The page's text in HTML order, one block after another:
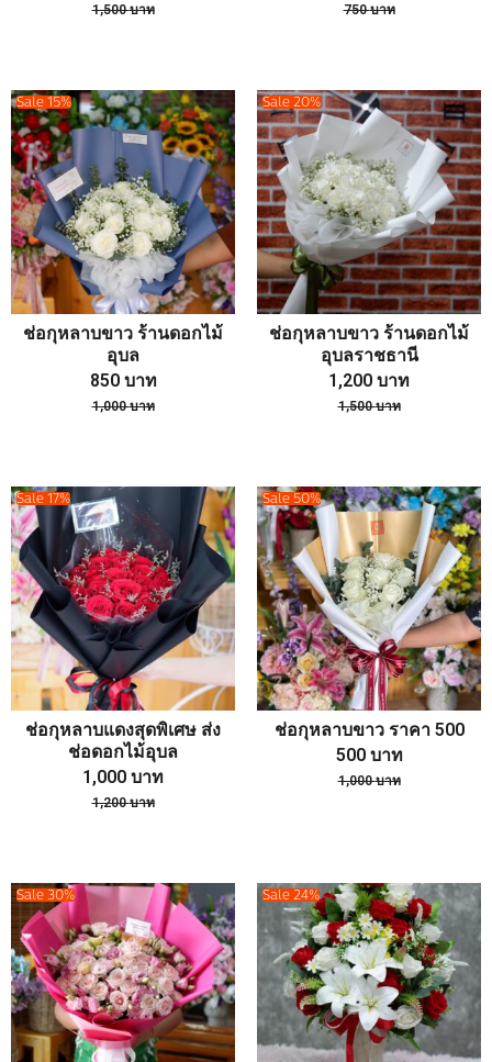
1,500บาท 750บาท
Sale 15%
ช่อกุหลาบขาว ร้านดอกไม้
อุบล
1,000บาท
850 บาท
Sale 20%
ช่อกุหลาบขาว ร้านดอกไม้
อุบลราชธานี
1,500บาท
1,200 บาท
Sale 17%
ช่อกุหลาบแดงสุดพิเศษ ส่ง
ช่อดอกไม้อุบล
1,200บาท
1,000 บาท
Sale 50%
ช่อกุหลาบขาว ราคา 500
1,000บาท
500 บาท
Sale 30% Sale 24%